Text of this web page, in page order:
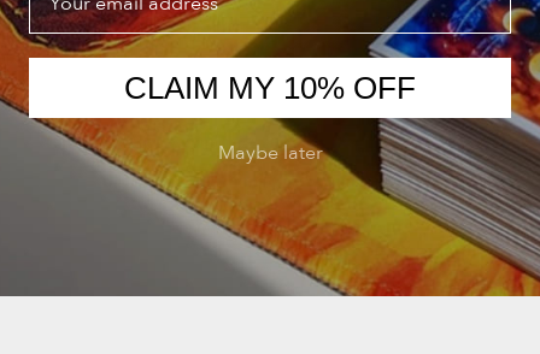
CLAIM MY 10% OFF
Maybe later